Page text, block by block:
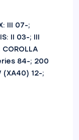
III 07-;
II 03-; III
84-; 200
(XA40) 12-;